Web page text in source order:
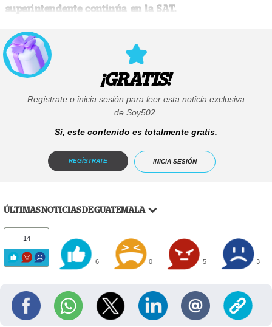
superintendente continúa en la SAT.
¡GRATIS!
Regístrate o inicia sesión para leer esta noticia exclusiva
de Soy502.
Sí, este contenido es totalmente gratis.
REGÍSTRATE INICIA SESIÓN
ÚLTIMAS NOTICIAS DE GUATEMALA
14
6 0 5 3